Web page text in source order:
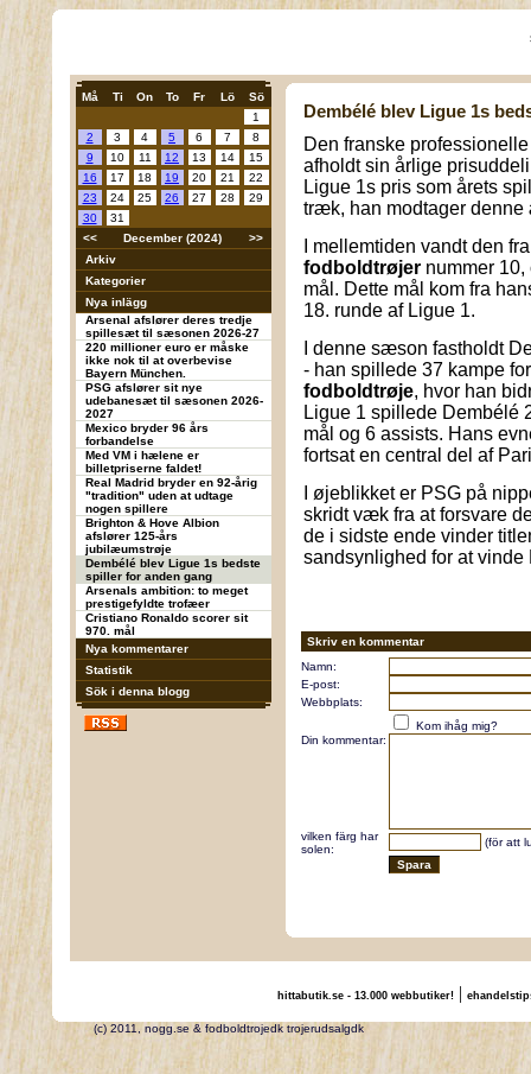
Må Ti On To Fr Lö
Sö
1
2
3 4 5 6 7
8
9
10 11 12 13 14
15
16
17 18 19 20 21
22
23
24 25 26 27 28
29
30
31
<<
December (2024)
>>
Arkiv
Kategorier
Nya inlägg
Arsenal afslører deres tredje
spillesæt til sæsonen 2026-27
220 millioner euro er måske
ikke nok til at overbevise
Bayern München.
PSG afslører sit nye
udebanesæt til sæsonen 2026-
2027
Mexico bryder 96 års
forbandelse
Med VM i hælene er
billetpriserne faldet!
Real Madrid bryder en 92-årig
"tradition" uden at udtage
nogen spillere
Brighton & Hove Albion
afslører 125-års
jubilæumstrøje
Dembélé blev Ligue 1s bedste
spiller for anden gang
Arsenals ambition: to meget
prestigefyldte trofæer
Cristiano Ronaldo scorer sit
970. mål
Nya kommentarer
Statistik
Sök i denna blogg
Dembélé blev Ligue 1s
Den franske
afholdt sin årlige
Ligue 1s pris som årets
træk, han modtager
I mellemtiden vandt den
fodboldtrøjer nummer
mål. Dette mål kom fra
18. runde af Ligue 1.
I denne sæson fastholdt
- han spillede 37 kampe
fodboldtrøje, hvor han
Ligue 1 spillede Dembélé
mål og 6 assists. Hans
fortsat en central del af
I øjeblikket er PSG på
skridt væk fra at forsvare
de i sidste ende vinder
sandsynlighed for at
Skriv en kommentar
Namn:
E-post:
Webbplats:
Kom ihåg mig?
Din kommentar:
vilken färg har
solen:
(för att
hittabutik.se - 13.000 webbutiker!|
(c) 2011, nogg.se & fodboldtrojedk trojerudsalgdk